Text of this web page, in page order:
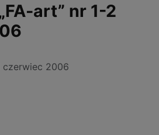
art” nr 1-2
czerwiec 2006